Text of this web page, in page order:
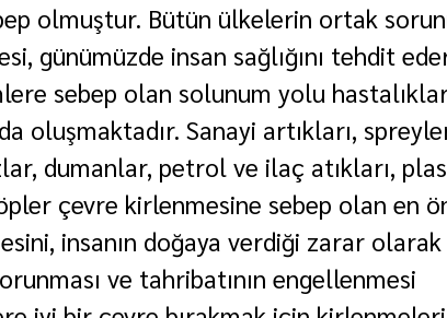
olmuştur. Bütün ülkelerin ortak
günümüzde insan sağlığını tehdit
sebep olan solunum yolu
oluşmaktadır. Sanayi artıkları,
dumanlar, petrol ve ilaç atıkları,
çevre kirlenmesine sebep olan en
insanın doğaya verdiği zarar olarak
ve tahribatının engellenmesi